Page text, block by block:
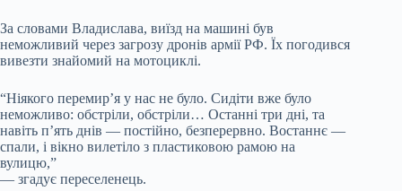
За словами Владислава, виїзд на машині був
неможливий через загрозу дронів армії РФ. Їх погодився
вивезти знайомий на мотоциклі.
“Ніякого перемир’я у нас не було. Сидіти вже було
неможливо: обстріли, обстріли… Останні три дні, та
навіть п’ять днів — постійно, безперервно. Востаннє —
спали, і вікно вилетіло з пластиковою рамою на
вулицю,”
— згадує переселенець.